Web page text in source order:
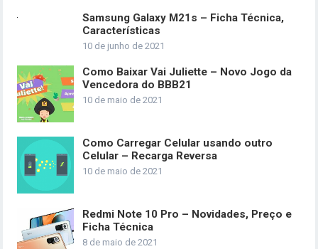
Samsung Galaxy M21s – Ficha Técnica,
Características
10 de junho de 2021
Como Baixar Vai Juliette – Novo Jogo da
Vencedora do BBB21
10 de maio de 2021
Como Carregar Celular usando outro
Celular – Recarga Reversa
10 de maio de 2021
Redmi Note 10 Pro – Novidades, Preço e
Ficha Técnica
8 de maio de 2021